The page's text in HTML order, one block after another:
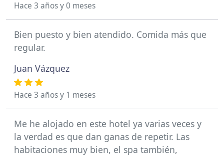
Hace 3 años y 0 meses
Bien puesto y bien atendido. Comida más que
regular.
Juan Vázquez
Hace 3 años y 1 meses
Me he alojado en este hotel ya varias veces y
la verdad es que dan ganas de repetir. Las
habitaciones muy bien, el spa también,